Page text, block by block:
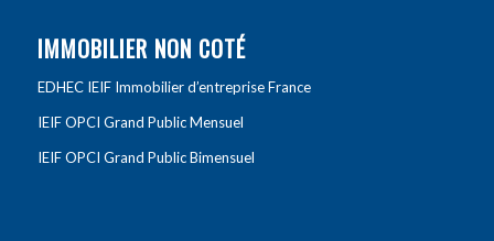
IMMOBILIER NON COTÉ
EDHEC IEIF Immobilier d’entreprise France
IEIF OPCI Grand Public Mensuel
IEIF OPCI Grand Public Bimensuel